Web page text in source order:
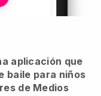
aplicación que
baile para niños
de Medios